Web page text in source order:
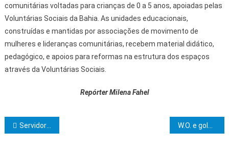
comunitárias voltadas para crianças de 0 a 5 anos, apoiadas pelas
Voluntárias Sociais da Bahia. As unidades educacionais,
construídas e mantidas por associações de movimento de
mulheres e lideranças comunitárias, recebem material didático,
pedagógico, e apoios para reformas na estrutura dos espaços
através da Voluntárias Sociais.
Repórter Milena Fahel
Navegação de Post
Servidores públicos passam por capacitação para atuar em Processo de Seleção Simplificada da Prefeitura de Itabuna